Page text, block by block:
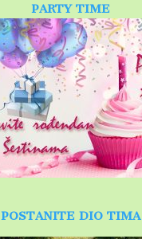
PARTY TIME
POSTANITE DIO TIMA